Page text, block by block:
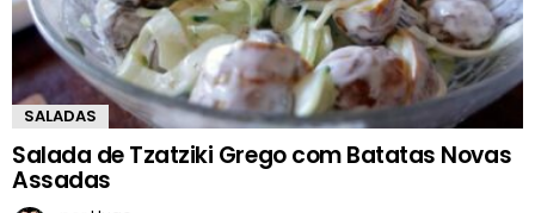
SALADAS
Salada de Tzatziki Grego com Batatas Novas
Assadas